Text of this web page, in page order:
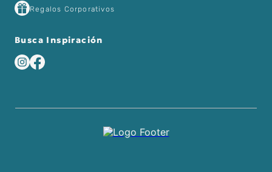
Regalos Corporativos
Busca Inspiración